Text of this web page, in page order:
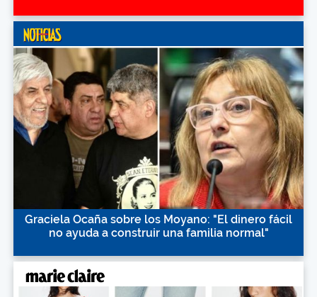
Graciela Ocaña sobre los Moyano: "El dinero fácil
no ayuda a construir una familia normal"